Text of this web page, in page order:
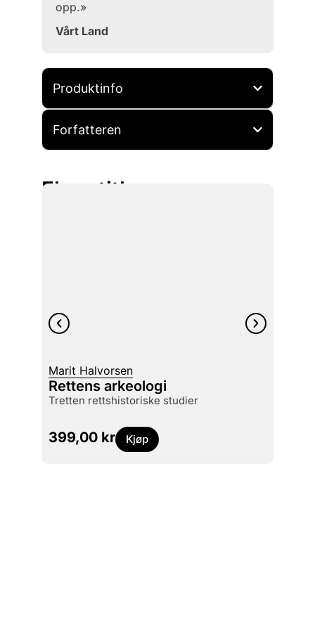
opp.»
Vårt Land
Produktinfo
Forfatteren
Flere titler
Marit Halvorsen
Rettens arkeologi
tretten rettshistoriske studier
399,00 kr Kjøp